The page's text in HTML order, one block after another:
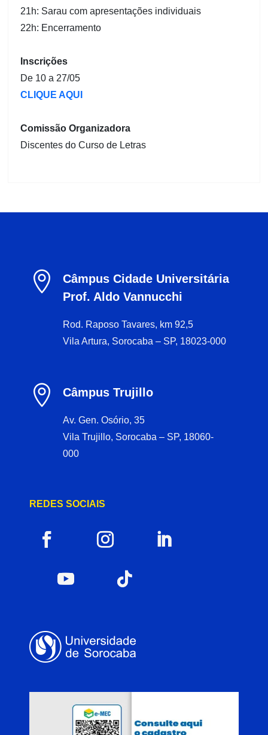
21h: Sarau com apresentações individuais
22h: Encerramento
Inscrições
De 10 a 27/05
CLIQUE AQUI
Comissão Organizadora
Discentes do Curso de Letras

Câmpus Cidade Universitária
Prof. Aldo Vannucchi
Rod. Raposo Tavares, km 92,5
Vila Artura, Sorocaba – SP, 18023-000
 Câmpus Trujillo
Av. Gen. Osório, 35
Vila Trujillo, Sorocaba – SP, 18060-
000
REDES SOCIAIS